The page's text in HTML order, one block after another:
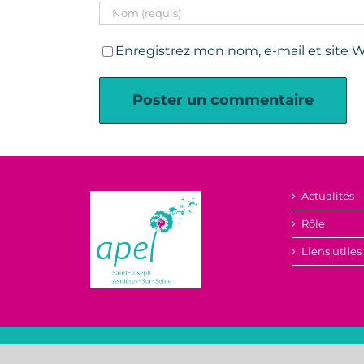
Enregistrez mon nom, e-mail et site
Actualités
Rôle
Liens utiles
L’APEL Saint Joseph est une